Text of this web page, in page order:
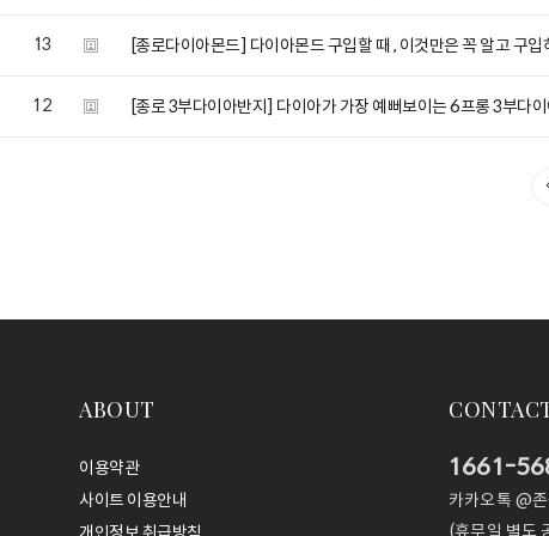
13 [종로다이아몬드] 다이아몬드 구입할 때 , 이것만은 꼭 알고 구입
12 [종로 3부다이아반지] 다이아가 가장 예뻐보이는 6프롱 3부다이
ABOUT
이용약관
사이트 이용안내
1661-
카카오톡 @존
(휴무일 별도